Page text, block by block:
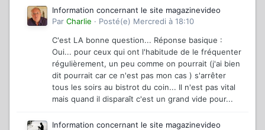
Information concernant le site magazinevideo
Par Charlie · Posté(e) Mercredi à 18:10
C'est LA bonne question... Réponse basique :
Oui... pour ceux qui ont l'habitude de le fréquenter
régulièrement, un peu comme on pourrait (j'ai bien
dit pourrait car ce n'est pas mon cas ) s'arrêter
tous les soirs au bistrot du coin... Il n'est pas vital
mais quand il disparaît c'est un grand vide pour...
Information concernant le site magazinevideo